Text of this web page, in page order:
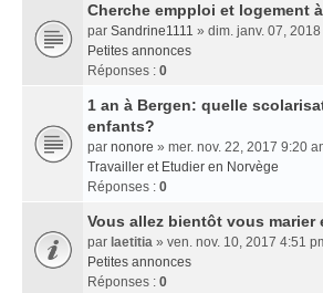
Cherche empploi et logement
par Sandrine1111 » dim. janv. 07,
Petites annonces
Réponses : 0
1 an à Bergen: quelle
enfants?
par nonore » mer. nov. 22, 2017 9:20
Travailler et Etudier en Norvège
Réponses : 0
Vous allez bientôt vous marier
par laetitia » ven. nov. 10, 2017 4:51
Petites annonces
Réponses : 0